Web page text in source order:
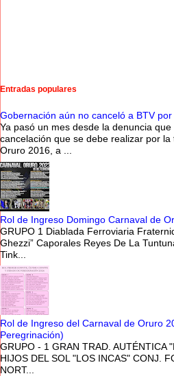
Entradas populares
Gobernación aún no canceló a BTV
Ya pasó un mes desde la denuncia
cancelación que se debe realizar por
Oruro 2016, a ...
Rol de Ingreso Domingo Carnaval de
GRUPO 1 Diablada Ferroviaria
Ghezzi” Caporales Reyes De La
Tink...
Rol de Ingreso del Carnaval de Oruro
Peregrinación)
GRUPO - 1 GRAN TRAD. AUTÉNTICA
HIJOS DEL SOL "LOS INCAS" CONJ.
NORT...